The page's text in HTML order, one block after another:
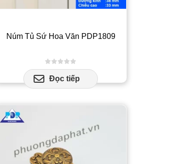
Núm Tủ Sứ Hoa Văn PDP1809
0out of 5
Đọc tiếp